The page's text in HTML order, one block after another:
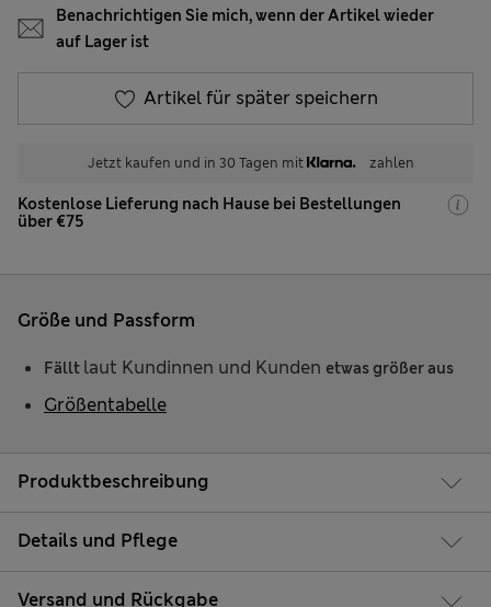
Benachrichtigen Sie mich, wenn der Artikel wieder
auf Lager ist
Artikel für später speichern
Jetzt kaufen und in 30 Tagen mit zahlen
Kostenlose Lieferung nach Hause bei Bestellungen
über €75
Produktbeschreibung
Details und Pflege
Versand und Rückgabe
Größe und Passform
Fällt laut Kundinnen und Kunden etwas größer aus
Größentabelle